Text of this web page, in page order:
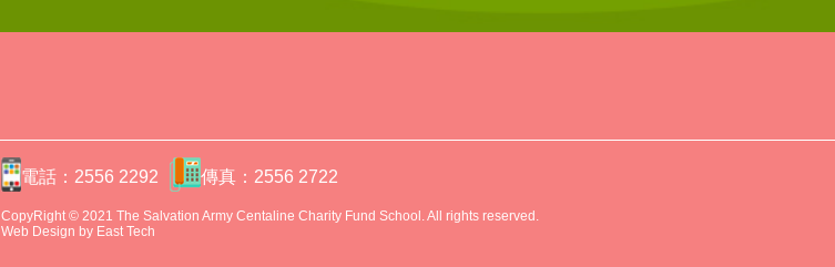
電話：2556 2292 傳真：2556 2722
CopyRight © 2021 The Salvation Army Centaline Charity Fund School. All rights reserved.
Web Design by East Tech